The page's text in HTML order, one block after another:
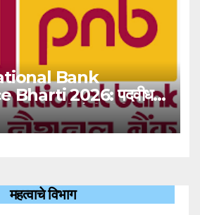
Bank
2026: पदवीधर
जागांची मोठी संधी!
महत्वाचे विभाग